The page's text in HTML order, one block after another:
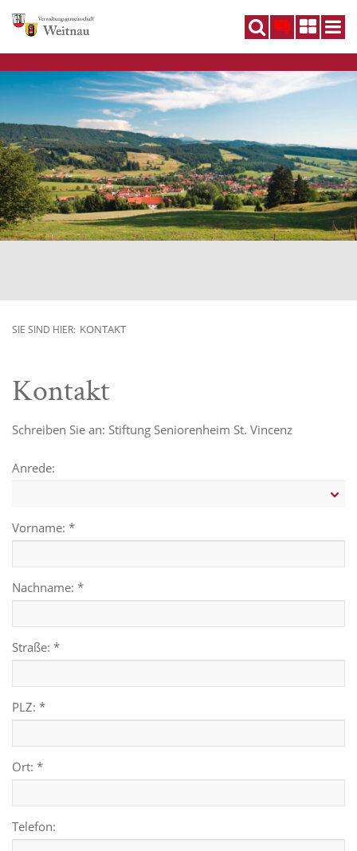
DE
SIE SIND HIER: KONTAKT
Kontakt
Schreiben Sie an: Stiftung Seniorenheim St. Vincenz
Anrede:
Vorname: *
Nachname: *
Straße: *
PLZ: *
Ort: *
Telefon: